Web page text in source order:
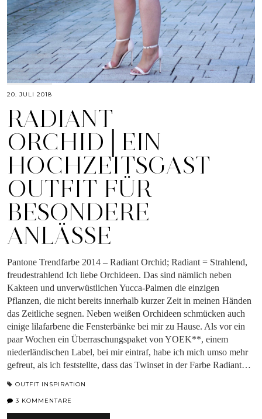
20. JULI 2018
RADIANT
ORCHID│EIN
HOCHZEITSGAST
OUTFIT FÜR
BESONDERE
ANLÄSSE
Pantone Trendfarbe 2014 – Radiant Orchid; Radiant = Strahlend,
freudestrahlend Ich liebe Orchideen. Das sind nämlich neben
Kakteen und unverwüstlichen Yucca-Palmen die einzigen
Pflanzen, die nicht bereits innerhalb kurzer Zeit in meinen Händen
das Zeitliche segnen. Neben weißen Orchideen schmücken auch
einige lilafarbene die Fensterbänke bei mir zu Hause. Als vor ein
paar Wochen ein Überraschungspaket von YOEK**, einem
niederländischen Label, bei mir eintraf, habe ich mich umso mehr
gefreut, als ich feststellte, dass das Twinset in der Farbe Radiant…
OUTFIT INSPIRATION
3 KOMMENTARE